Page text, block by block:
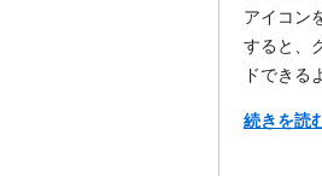
アイコン
すると、
ドできる
続きを読